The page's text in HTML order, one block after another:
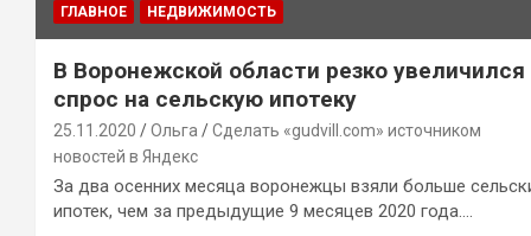
ГЛАВНОЕ НЕДВИЖИМОСТЬ
В Воронежской области резко увеличился
спрос на сельскую ипотеку
25.11.2020 Ольга
Сделать «gudvill.com» источником
новостей в Яндекс
За два осенних месяца воронежцы взяли больше
ипотек, чем за предыдущие 9 месяцев 2020 года.…